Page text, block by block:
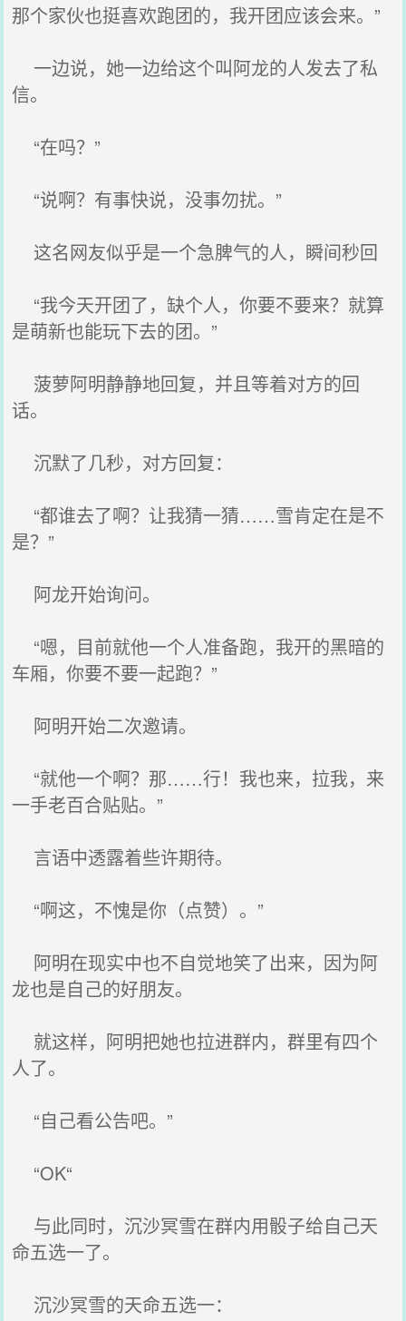
那个家伙也挺喜欢跑团的，我开团应该会来。”
一边说，她一边给这个叫阿龙的人发去了私
信。
“在吗？”
“说啊？有事快说，没事勿扰。”
这名网友似乎是一个急脾气的人，瞬间秒回
“我今天开团了，缺个人，你要不要来？就算
是萌新也能玩下去的团。”
菠萝阿明静静地回复，并且等着对方的回
话。
沉默了几秒，对方回复：
“都谁去了啊？让我猜一猜……雪肯定在是不
是？”
阿龙开始询问。
“嗯，目前就他一个人准备跑，我开的黑暗的
车厢，你要不要一起跑？”
阿明开始二次邀请。
“就他一个啊？那……行！我也来，拉我，来
一手老百合贴贴。”
言语中透露着些许期待。
“啊这，不愧是你（点赞）。”
阿明在现实中也不自觉地笑了出来，因为阿
龙也是自己的好朋友。
就这样，阿明把她也拉进群内，群里有四个
人了。
“自己看公告吧。”
“OK“
与此同时，沉沙冥雪在群内用骰子给自己天
命五选一了。
沉沙冥雪的天命五选一：